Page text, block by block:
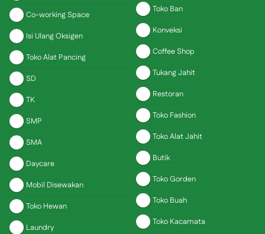
Co-working Space
Isi Ulang Oksigen
Toko Alat Pancing
SD
TK
SMP
SMA
Daycare
Mobil Disewakan
Toko Hewan
Laundry
Toko Ban
Konveksi
Coffee Shop
Tukang Jahit
Restoran
Toko Fashion
Toko Alat Jahit
Butik
Toko Gorden
Toko Buah
Toko Kacamata